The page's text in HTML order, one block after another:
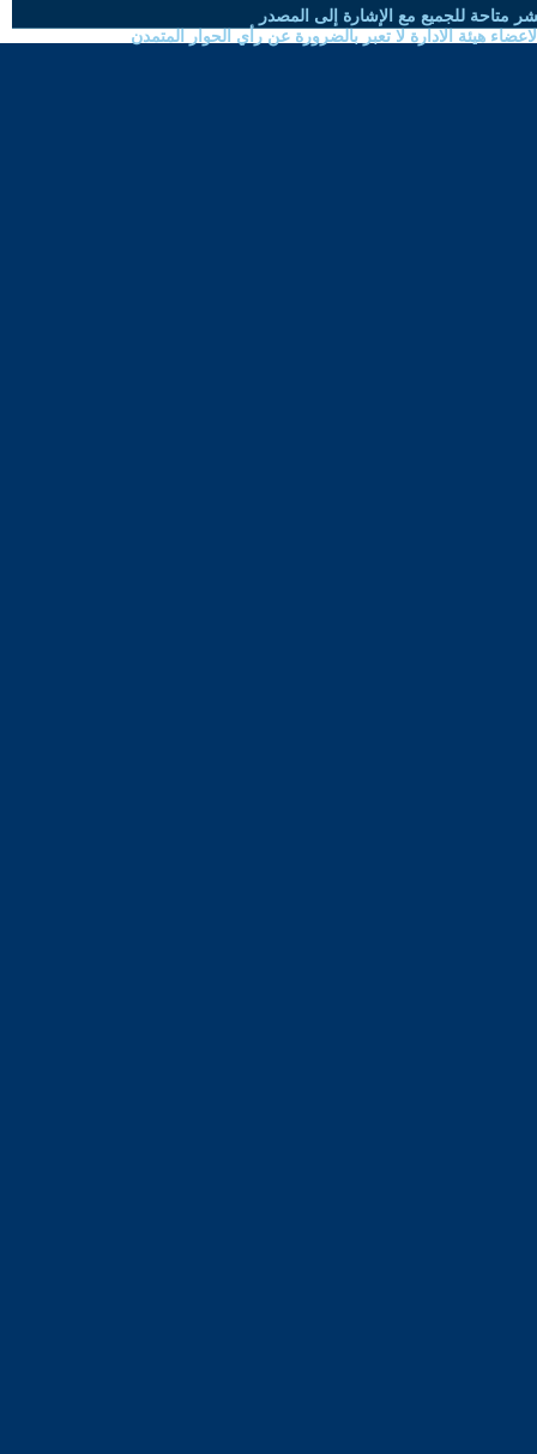
متاحة للجميع مع الإشارة إلى المصدر
هيئة الادارة لا تعبر بالضرورة عن رأي الحوار المتمدن